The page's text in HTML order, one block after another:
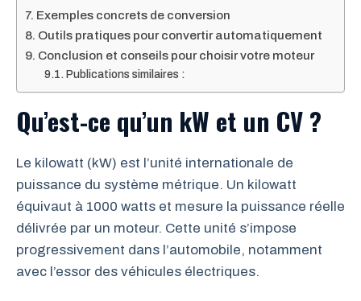
Exemples concrets de conversion
Outils pratiques pour convertir automatiquement
Conclusion et conseils pour choisir votre moteur
Publications similaires :
Qu’est-ce qu’un kW et un CV ?
Le kilowatt (kW) est l’unité internationale de
puissance du système métrique. Un kilowatt
équivaut à 1000 watts et mesure la puissance réelle
délivrée par un moteur. Cette unité s’impose
progressivement dans l’automobile, notamment
avec l’essor des véhicules électriques.